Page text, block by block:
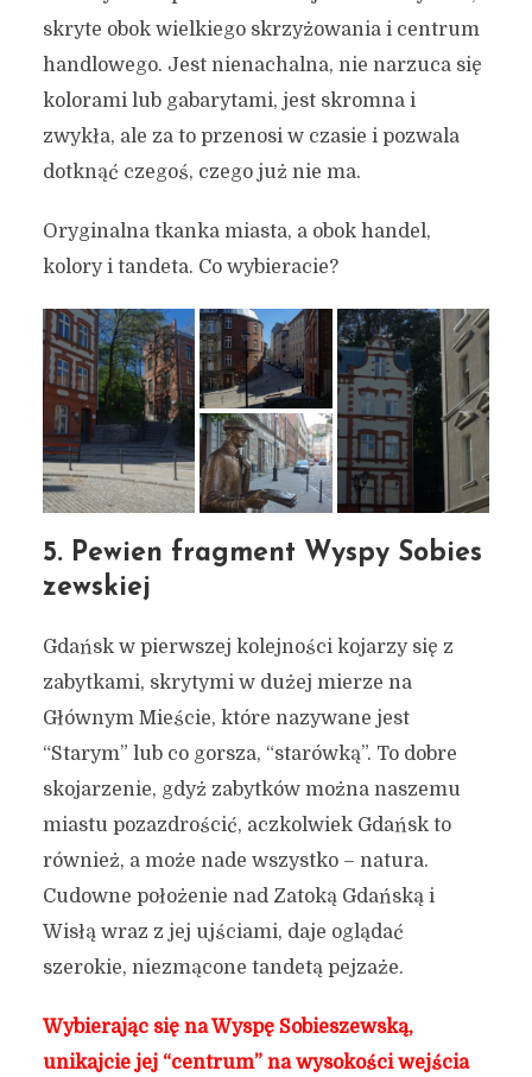
Co zobaczyć w Gdańsku? 7
godnych zaufania i
wartościowych miejsc
26 lutego 2026
7 min czytania
Autor:Kamil Sulewski
skryte obok wielkiego skrzyżowania i centrum
handlowego. Jest nienachalna, nie narzuca się
kolorami lub gabarytami, jest skromna i
zwykła, ale za to przenosi w czasie i pozwala
dotknąć czegoś, czego już nie ma.
Oryginalna tkanka miasta, a obok handel,
kolory i tandeta. Co wybieracie?
5. Pewien fragment Wyspy Sobies
zewskiej
Gdańsk w pierwszej kolejności kojarzy się z
zabytkami, skrytymi w dużej mierze na
Głównym Mieście, które nazywane jest
“Starym” lub co gorsza, “starówką”. To dobre
skojarzenie, gdyż zabytków można naszemu
miastu pozazdrościć, aczkolwiek Gdańsk to
również, a może nade wszystko – natura.
Cudowne położenie nad Zatoką Gdańską i
Wisłą wraz z jej ujściami, daje oglądać
szerokie, niezmącone tandetą pejzaże.
Wybierając się na Wyspę Sobieszewską,
unikajcie jej “centrum” na wysokości wejścia